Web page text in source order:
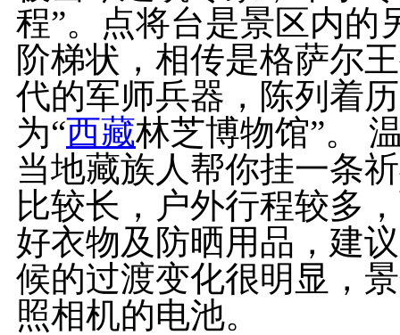
程”。点将台是景区内的
阶梯状，相传是格萨尔
代的军师兵器，陈列着
为“西藏林芝博物馆”。
当地藏族人帮你挂一条
比较长，户外行程较多
好衣物及防晒用品，建
候的过渡变化很明显，
照相机的电池。